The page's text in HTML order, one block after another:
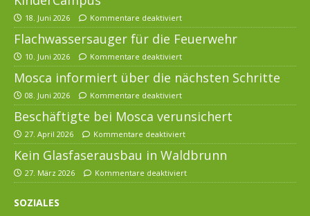
18. Juni 2026 Kommentare deaktiviert
Flachwassersauger für die Feuerwehr
10. Juni 2026 Kommentare deaktiviert
Mosca informiert über die nächsten Schritte
08. Juni 2026 Kommentare deaktiviert
Beschäftigte bei Mosca verunsichert
27. April 2026 Kommentare deaktiviert
Kein Glasfaserausbau in Waldbrunn
27. März 2026 Kommentare deaktiviert
SOZIALES